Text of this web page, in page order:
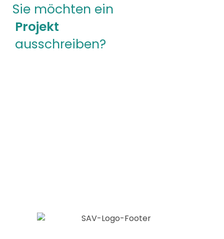
Sie möchten ein
Projekt
ausschreiben?